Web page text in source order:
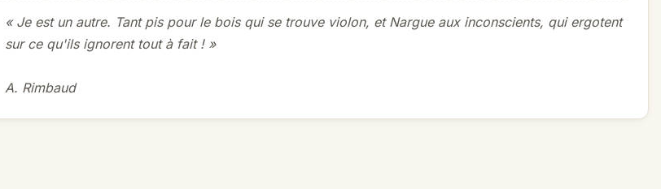
« Je est un autre. Tant pis pour le bois qui se trouve violon, et Nargue aux inconscients, qui ergotent
sur ce qu'ils ignorent tout à fait ! »
A. Rimbaud